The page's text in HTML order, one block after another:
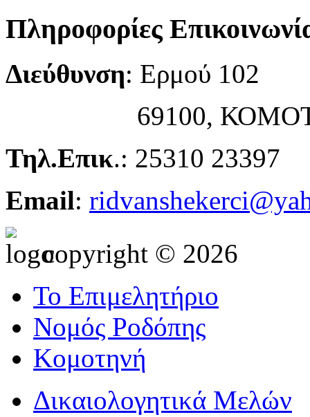
Πληροφορίες
Διεύθυνση: Ερμού 102
69100,
Τηλ.Επικ.: 25310 23397
Email:
copyright © 2026
Το Επιμελητήριο
Νομός Ροδόπης
Κομοτηνή
Δικαιολογητικά Μελών